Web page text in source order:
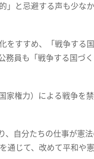
と忌避する声も少な
をすすめ、「戦争する
務員も「戦争する国づ
権力）による戦争を
自分たちの仕事が憲
通じて、改めて平和や